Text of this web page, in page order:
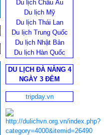
Du lịch Châu Âu
Du lịch Mỹ
Du lịch Thái Lan
Du lịch Trung Quốc
Du lịch Nhật Bản
Du lịch Hàn Quốc
DU LỊCH ĐÀ NẴNG 4
NGÀY 3 ĐÊM
tripday.vn